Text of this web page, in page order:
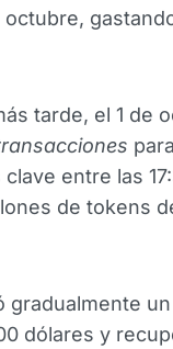
tarde, el 1 de
entre las
de tokens
un
dólares y